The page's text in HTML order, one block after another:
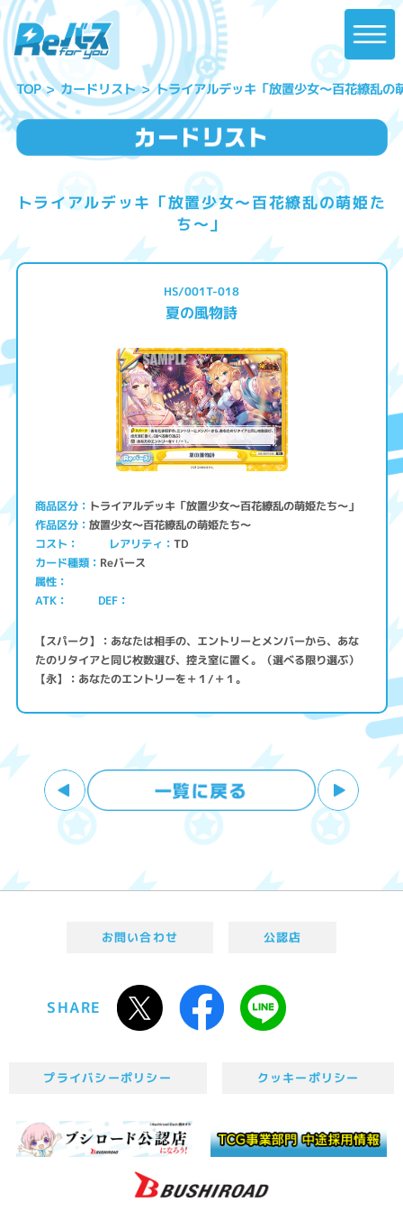
TOP カードリスト トライアルデッキ「放置少女〜百花繚乱の
トライアルデッキ「放置少女〜百花繚乱の萌姫た
ち〜」
HS/001T-018
夏の風物詩
商品区分 トライアルデッキ「放置少女〜百花繚乱の萌姫たち〜」
作品区分 放置少女〜百花繚乱の萌姫たち〜
コスト レアリティ TD
カード種類 Reバース
属性
ATK
DEF
【スパーク】：あなたは相手の、エントリーとメンバーから、あな
たのリタイアと同じ枚数選び、控え室に置く。（選べる限り選ぶ）
【永】：あなたのエントリーを＋１/＋１。
お問い合わせ 公認店
SHARE
プライバシーポリシー クッキーポリシー